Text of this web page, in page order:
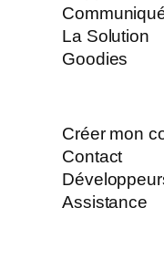
La Solution
Goodies
Créer mon
Contact
Assistance